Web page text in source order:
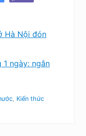
Hà Nội đón
ngày: ngắn
Kiến thức